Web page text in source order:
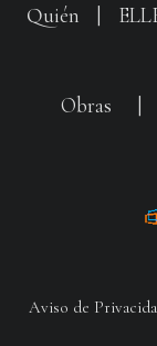
Quién
Obras
Aviso de